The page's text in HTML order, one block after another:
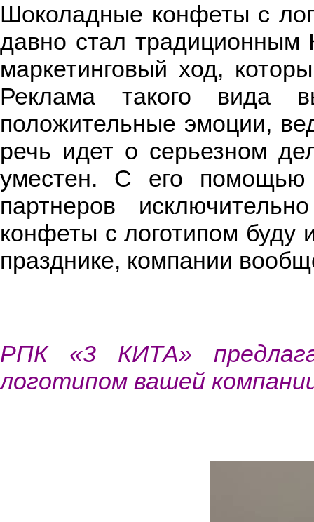
Шоколадные конфеты с
давно стал традиционным
маркетинговый ход,
Реклама такого вида
положительные эмоции,
речь идет о серьезном
уместен. С его помощью
партнеров
конфеты с логотипом буду
празднике, компании
РПК «3 КИТА»
логотипом вашей